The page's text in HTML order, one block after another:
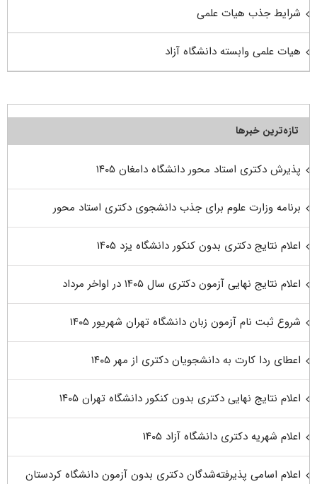
شرایط جذب هیات علمی
هیات علمی وابسته دانشگاه آزاد
تازه‌ترین خبرها
پذیرش دکتری استاد محور دانشگاه دامغان ۱۴۰۵
برنامه وزارت علوم برای جذب دانشجوی دکتری استاد محور
اعلام نتایج دکتری بدون کنکور دانشگاه یزد ۱۴۰۵
اعلام نتایج نهایی آزمون دکتری سال ۱۴۰۵ در اواخر مرداد
شروع ثبت نام آزمون زبان دانشگاه تهران شهریور ۱۴۰۵
اعطای ردا کارت به دانشجویان دکتری از مهر ۱۴۰۵
اعلام نتایج نهایی دکتری بدون کنکور دانشگاه تهران ۱۴۰۵
اعلام شهریه دکتری دانشگاه آزاد ۱۴۰۵
اعلام اسامی پذیرفته‌شدگان دکتری بدون آزمون دانشگاه کردستان